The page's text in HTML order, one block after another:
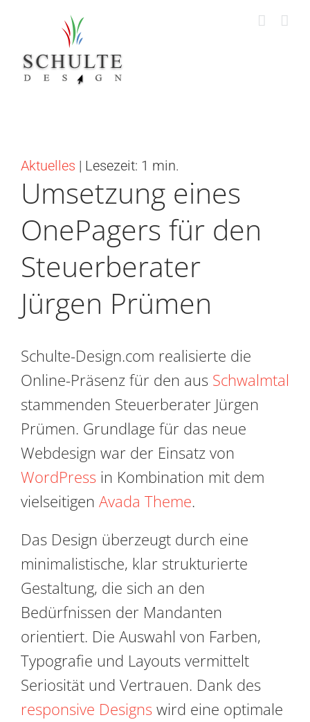
springen
Aktuelles | Lesezeit: 1 min.
Umsetzung eines
OnePagers für den
Steuerberater
Jürgen Prümen
Schulte-Design.com realisierte die
Online-Präsenz für den aus Schwalmtal
stammenden Steuerberater Jürgen
Prümen. Grundlage für das neue
Webdesign war der Einsatz von
WordPress in Kombination mit dem
vielseitigen Avada Theme.
Das Design überzeugt durch eine
minimalistische, klar strukturierte
Gestaltung, die sich an den
Bedürfnissen der Mandanten
orientiert. Die Auswahl von Farben,
Typografie und Layouts vermittelt
Seriosität und Vertrauen. Dank des
responsive Designs wird eine optimale